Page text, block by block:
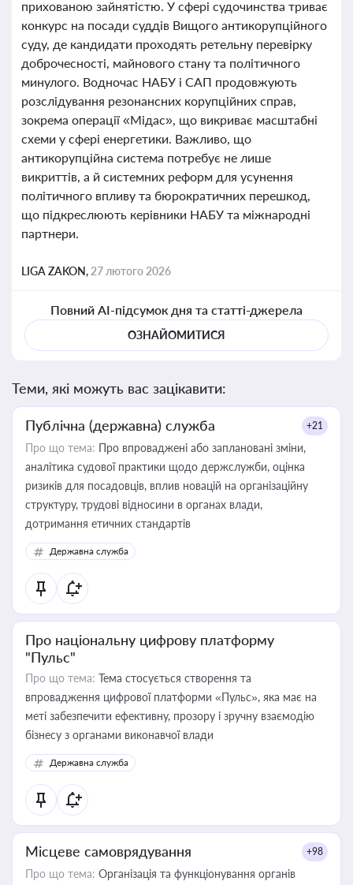
прихованою зайнятістю. У сфері судочинства триває
конкурс на посади суддів Вищого антикорупційного
суду, де кандидати проходять ретельну перевірку
доброчесності, майнового стану та політичного
минулого. Водночас НАБУ і САП продовжують
розслідування резонансних корупційних справ,
зокрема операції «Мідас», що викриває масштабні
схеми у сфері енергетики. Важливо, що
антикорупційна система потребує не лише
викриттів, а й системних реформ для усунення
політичного впливу та бюрократичних перешкод,
що підкреслюють керівники НАБУ та міжнародні
партнери.
LIGA ZAKON, 27 лютого 2026
Повний AI-підсумок дня та статті-джерела
ОЗНАЙОМИТИСЯ
Теми, які можуть вас зацікавити:
Публічна (державна) служба +21
Про що тема: Про впроваджені або заплановані зміни,
аналітика судової практики щодо держслужби, оцінка
ризиків для посадовців, вплив новацій на організаційну
структуру, трудові відносини в органах влади,
дотримання етичних стандартів
Державна служба
Про національну цифрову платформу
"Пульс"
Про що тема: Тема стосується створення та
впровадження цифрової платформи «Пульс», яка має на
меті забезпечити ефективну, прозору і зручну взаємодію
бізнесу з органами виконавчої влади
Державна служба
Місцеве самоврядування +98
Про що тема: Організація та функціонування органів